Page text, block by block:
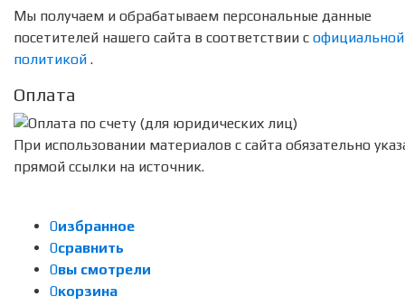
Мы получаем и обрабатываем персональные данные
посетителей нашего сайта в соответствии с официальной
политикой .
Оплата
При использовании материалов с сайта обязательно
прямой ссылки на источник.
0избранное
0сравнить
0вы смотрели
0корзина